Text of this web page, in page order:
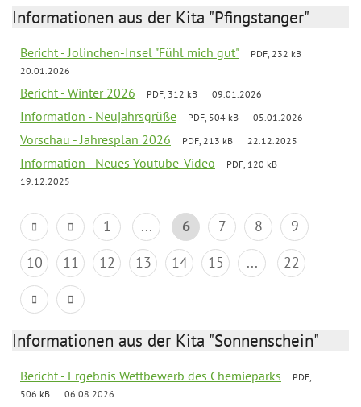
Informationen aus der Kita "Pfingstanger"
Bericht - Jolinchen-Insel "Fühl mich gut"
PDF, 232 kB
20.01.2026
Bericht - Winter 2026 PDF, 312 kB 09.01.2026
Information - Neujahrsgrüße PDF, 504 kB 05.01.2026
Vorschau - Jahresplan 2026 PDF, 213 kB 22.12.2025
Information - Neues Youtube-Video
PDF, 120 kB
19.12.2025
1 ... 6 7 8
9
10
11 12 13 14 15 ... 22
Informationen aus der Kita "Sonnenschein"
Bericht - Ergebnis Wettbewerb des Chemieparks
PDF,
506 kB
06.08.2026